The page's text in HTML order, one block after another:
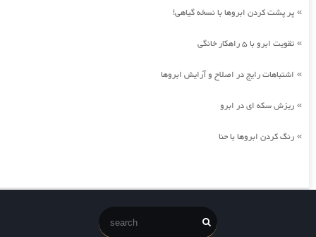
» پر پشت کردن ابروها با نسخه گیاهی!
» تقویت ابرو با 5 راهکار خانگی
» اشتباهات رایج در اصلاح و آرایش ابروها
» ریزش سکه ای در ابرو
» رنگ کردن ابروها با حنا